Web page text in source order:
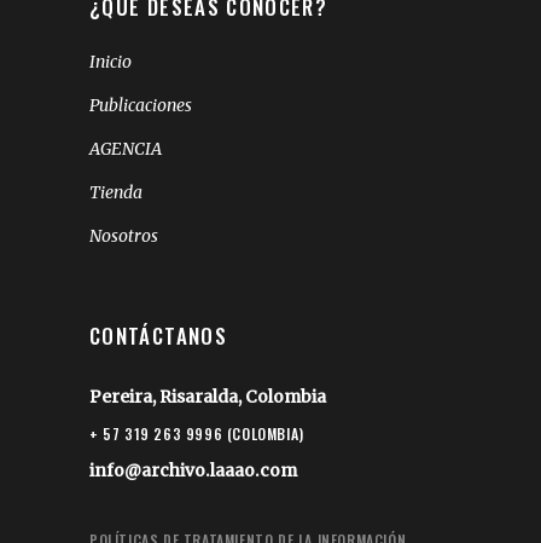
¿QUÉ DESEAS CONOCER?
Inicio
Publicaciones
AGENCIA
Tienda
Nosotros
CONTÁCTANOS
Pereira, Risaralda, Colombia
+ 57 319 263 9996 (COLOMBIA)
info@archivo.laaao.com